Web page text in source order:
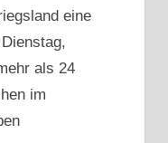
eine
als 24
im